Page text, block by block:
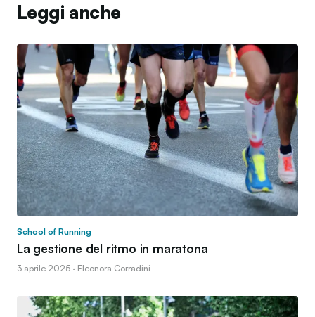
Leggi anche
School of Running
La gestione del ritmo in maratona
3 aprile 2025 · Eleonora Corradini